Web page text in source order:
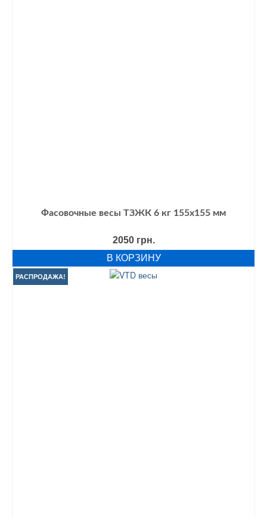
Фасовочные весы ТЗЖК 6 кг 155х155 мм
2050 грн.
В КОРЗИНУ
РАСПРОДАЖА!